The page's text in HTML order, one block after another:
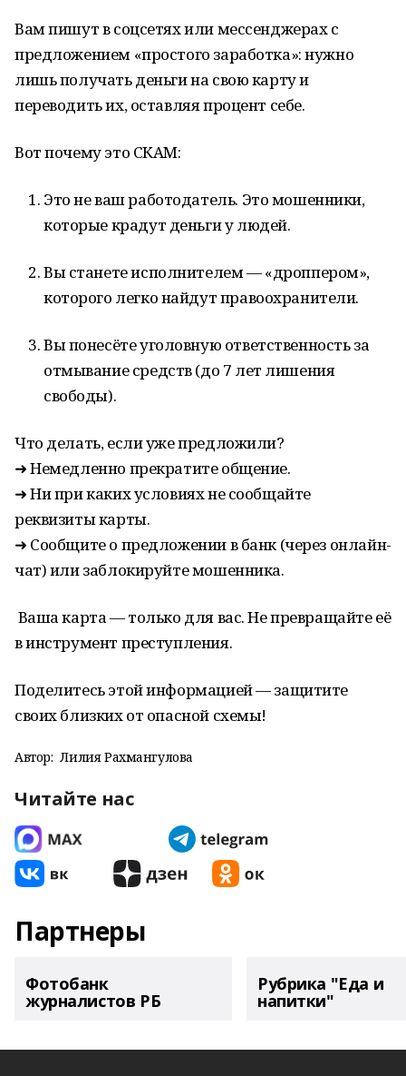
Вам пишут в соцсетях или мессенджерах с
предложением «простого заработка»: нужно
лишь получать деньги на свою карту и
переводить их, оставляя процент себе.
Вот почему это СКАМ:
Это не ваш работодатель. Это мошенники,
которые крадут деньги у людей.
Вы станете исполнителем — «дроппером»,
которого легко найдут правоохранители.
Вы понесёте уголовную ответственность за
отмывание средств (до 7 лет лишения
свободы).
Что делать, если уже предложили?
➜ Немедленно прекратите общение.
➜ Ни при каких условиях не сообщайте
реквизиты карты.
➜ Сообщите о предложении в банк (через онлайн-
чат) или заблокируйте мошенника.
Ваша карта — только для вас. Не превращайте её
в инструмент преступления.
Поделитесь этой информацией — защитите
своих близких от опасной схемы!
Автор: Лилия Рахмангулова
Читайте нас
Партнеры
Фотобанк
журналистов РБ
Рубрика "Еда и
напитки"